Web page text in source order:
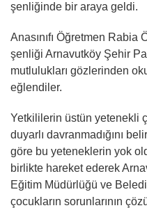
şenliğinde bir araya geldi.
Anasınıfı Öğretmen Rabia
şenliği Arnavutköy Şehir
mutlulukları gözlerinden
eğlendiler.
Yetkililerin üstün yetenekli
duyarlı davranmadığını
göre bu yeteneklerin yok
birlikte hareket ederek
Eğitim Müdürlüğü ve
çocukların sorunlarının